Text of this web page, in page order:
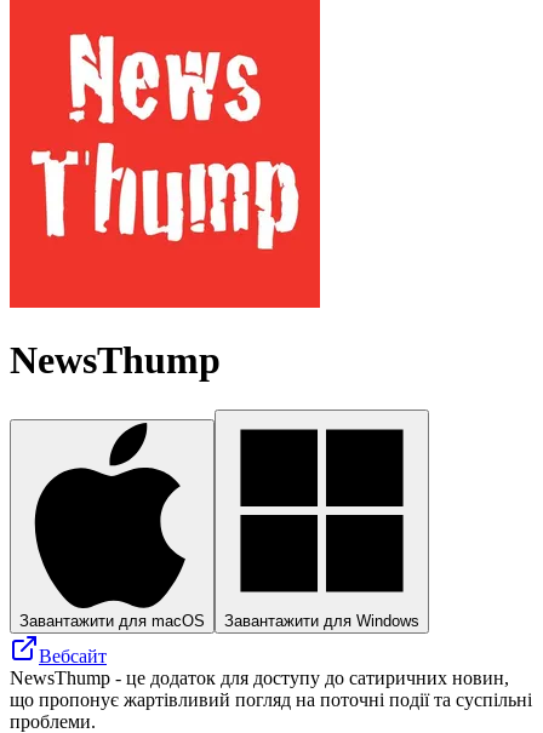
NewsThump
Завантажити для macOS Завантажити для Windows
Вебсайт
NewsThump - це додаток для доступу до сатиричних новин,
що пропонує жартівливий погляд на поточні події та суспільні
проблеми.